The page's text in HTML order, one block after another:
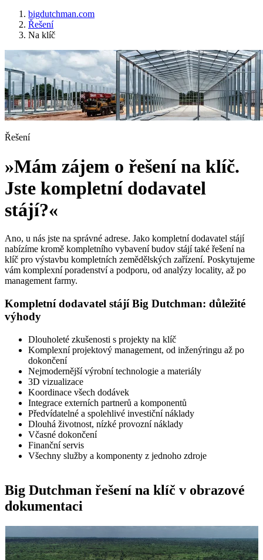
bigdutchman.com
Řešení
Na klíč
Řešení
»Mám zájem o řešení na klíč.
Jste kompletní dodavatel
stájí?«
Ano, u nás jste na správné adrese. Jako kompletní dodavatel stájí
nabízíme kromě kompletního vybavení budov stájí také řešení na
klíč pro výstavbu kompletních zemědělských zařízení. Poskytujeme
vám komplexní poradenství a podporu, od analýzy locality, až po
management farmy.
Kompletní dodavatel stájí Big Dutchman: důležité
výhody
Dlouholeté zkušenosti s projekty na klíč
Komplexní projektový management, od inženýringu až po
dokončení
Nejmodernější výrobní technologie a materiály
3D vizualizace
Koordinace všech dodávek
Integrace externích partnerů a komponentů
Předvídatelné a spolehlivé investiční náklady
Dlouhá životnost, nízké provozní náklady
Včasné dokončení
Finanční servis
Všechny služby a komponenty z jednoho zdroje
Big Dutchman řešení na klíč v obrazové
dokumentaci